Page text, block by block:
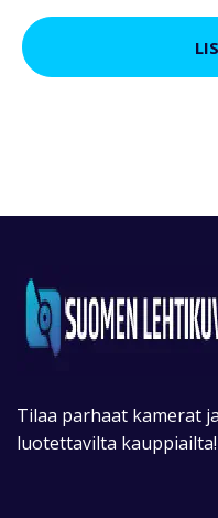
Tilaa parhaat kamerat
luotettavilta kauppiailta!